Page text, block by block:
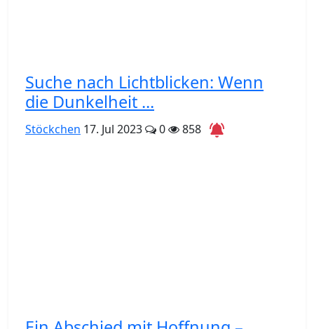
Suche nach Lichtblicken: Wenn
die Dunkelheit ...
Stöckchen 17. Jul 2023 0 858